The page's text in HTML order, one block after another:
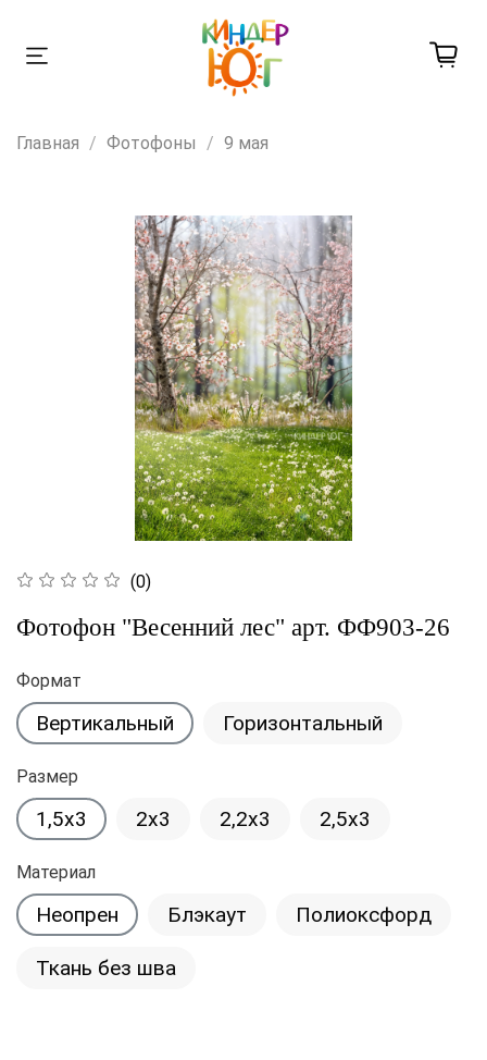
Главная Фотофоны 9 мая
(0)
Фотофон "Весенний лес" арт. ФФ903-26
Формат
Вертикальный Горизонтальный
Размер
1,5x3 2x3 2,2x3 2,5x3
Материал
Неопрен Блэкаут Полиоксфорд
Ткань без шва